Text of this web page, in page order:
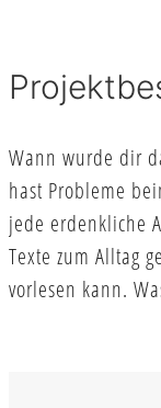
Wann wurde dir
hast Probleme
jede erdenkliche
Texte zum Alltag
vorlesen kann.